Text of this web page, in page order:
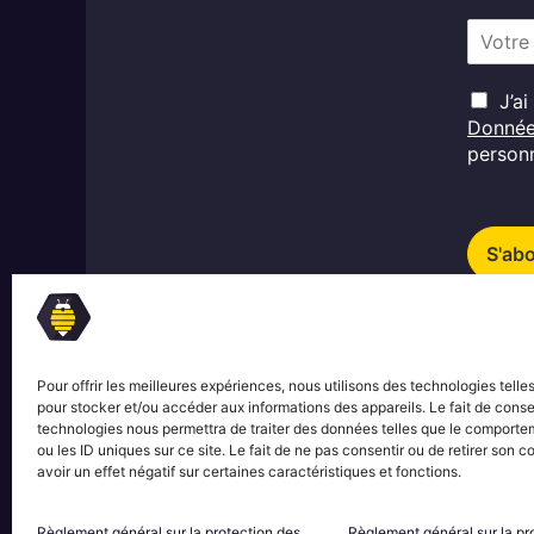
Pour offrir les meilleures expériences, nous utilisons des technologies
pour stocker et/ou accéder aux informations des appareils. Le fait de
technologies nous permettra de traiter des données telles que le
ou les ID uniques sur ce site. Le fait de ne pas consentir ou de retirer son
avoir un effet négatif sur certaines caractéristiques et fonctions.
l
*
R
G
D
P